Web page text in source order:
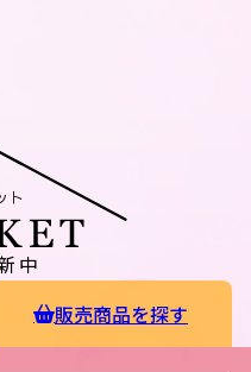
中
販売商品を探す